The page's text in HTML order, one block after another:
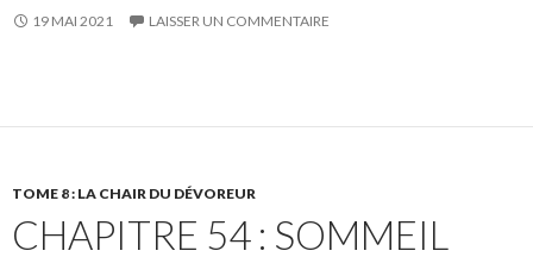
19 MAI 2021 LAISSER UN COMMENTAIRE
TOME 8 : LA CHAIR DU DÉVOREUR
CHAPITRE 54 : SOMMEIL